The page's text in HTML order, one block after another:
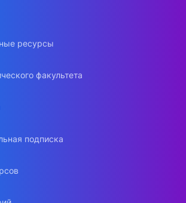
ресурсы
факультета
подписка